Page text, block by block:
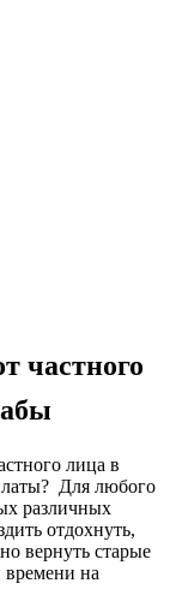
частного
лица в
Для любого
различных
отдохнуть,
вернуть старые
времени на